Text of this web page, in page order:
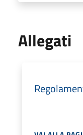
Allegati